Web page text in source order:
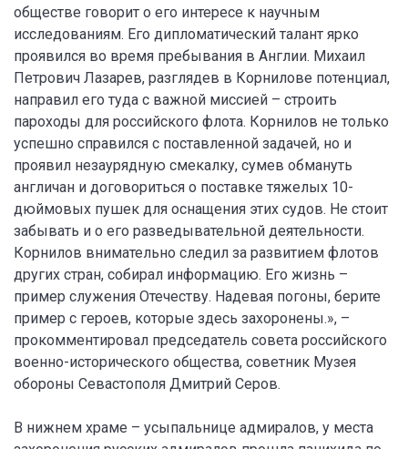
обществе говорит о его интересе к научным
исследованиям. Его дипломатический талант ярко
проявился во время пребывания в Англии. Михаил
Петрович Лазарев, разглядев в Корнилове потенциал,
направил его туда с важной миссией – строить
пароходы для российского флота. Корнилов не только
успешно справился с поставленной задачей, но и
проявил незаурядную смекалку, сумев обмануть
англичан и договориться о поставке тяжелых 10-
дюймовых пушек для оснащения этих судов. Не стоит
забывать и о его разведывательной деятельности.
Корнилов внимательно следил за развитием флотов
других стран, собирал информацию. Его жизнь –
пример служения Отечеству. Надевая погоны, берите
пример с героев, которые здесь захоронены.», –
прокомментировал председатель совета российского
военно-исторического общества, советник Музея
обороны Севастополя Дмитрий Серов.
В нижнем храме – усыпальнице адмиралов, у места